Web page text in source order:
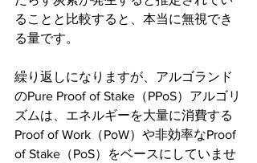
ることと比較すると、本当に無視でき
る量です。
繰り返しになりますが、アルゴランド
のPure Proof of Stake（PPoS）アルゴリ
ズムは、エネルギーを大量に消費する
Proof of Work（PoW）や非効率なProof
of Stake（PoS）をベースにしていませ